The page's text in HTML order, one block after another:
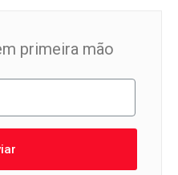
primeira mão